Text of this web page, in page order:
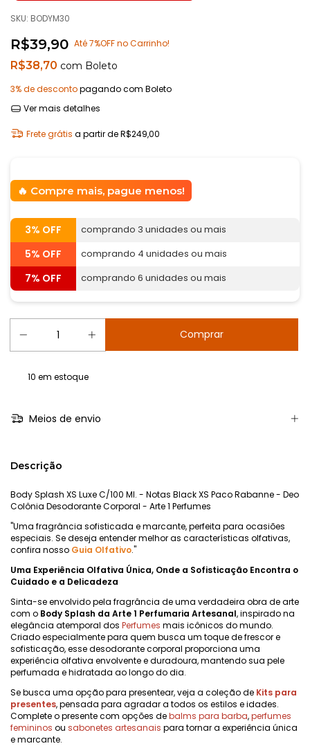
SKU: BODYM30
R$39,90 Até 7%OFF no Carrinho!
R$38,70 com Boleto
3% de descontopagando com Boleto
Ver mais detalhes
Frete grátis a partir deR$249,00
Compre mais, pague menos!
3% OFF comprando 3 unidades ou mais
5% OFF comprando 4 unidades ou mais
7% OFF comprando 6 unidades ou mais
10 em estoque
Meios de envio
Descrição
Body Splash XS Luxe C/100 Ml. - Notas Black XS Paco Rabanne - Deo
Colônia Desodorante Corporal - Arte 1 Perfumes
"Uma fragrância sofisticada e marcante, perfeita para ocasiões
especiais. Se deseja entender melhor as características olfativas,
confira nosso Guia Olfativo."
Uma Experiência Olfativa Única, Onde a Sofisticação Encontra o
Cuidado e a Delicadeza
Sinta-se envolvido pela fragrância de uma verdadeira obra de arte
com o Body Splash da Arte 1 Perfumaria Artesanal, inspirado na
elegância atemporal dos Perfumes mais icônicos do mundo.
Criado especialmente para quem busca um toque de frescor e
sofisticação, esse desodorante corporal proporciona uma
experiência olfativa envolvente e duradoura, mantendo sua pele
perfumada e hidratada ao longo do dia.
Se busca uma opção para presentear, veja a coleção de Kits para
presentes, pensada para agradar a todos os estilos e idades.
Complete o presente com opções debalms para barba,perfumes
femininos ou sabonetes artesanais para tornar a experiência única
e marcante.